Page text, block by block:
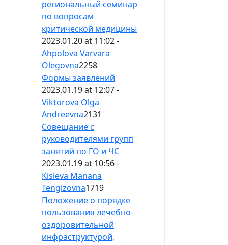
региональный семинар
по вопросам
критической медицины
2023.01.20 at 11:02 -
Ahpolova Varvara
Olegovna2258
Формы заявлений
2023.01.19 at 12:07 -
Viktorova Olga
Andreevna2131
Совещание с
руководителями групп
занятий по ГО и ЧС
2023.01.19 at 10:56 -
Kisieva Manana
Tengizovna1719
Положение о порядке
пользования лечебно-
оздоровительной
инфраструктурой,